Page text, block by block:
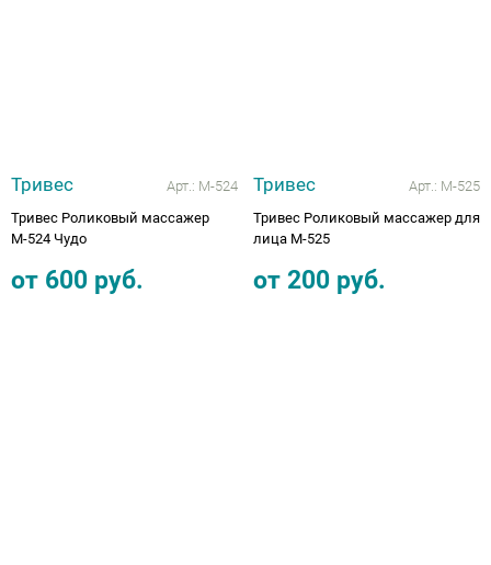
Тривес Арт.: М-524
Тривес Роликовый массажер
М-524 Чудо
от 600 руб.
Тривес Арт.: М-525
Тривес Роликовый массажер для
лица М-525
от 200 руб.